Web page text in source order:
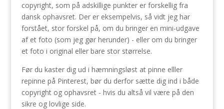
copyright, som på adskillige punkter er forskellig fra
dansk ophavsret. Der er eksempelvis, så vidt jeg har
forstået, stor forskel på, om du bringer en mini-udgave
af et foto (som jeg gør herunder) - eller om du bringer
et foto i original eller bare stor størrelse.
Før du kaster dig ud i hæmningsløst at pinne elller
repinne på Pinterest, bør du derfor sætte dig ind i både
copyright og ophavsret - hvis du altså vil være på den
sikre og lovlige side.